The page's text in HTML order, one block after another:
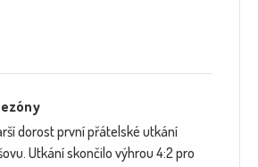
dorost první přátelské utkání
Utkání skončilo výhrou 4:2 pro